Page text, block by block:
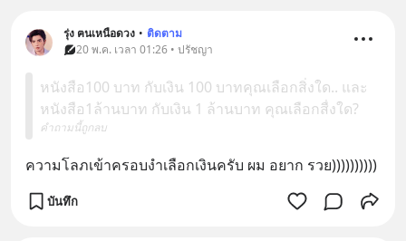
รุ่ง ฅนเหนือดวง • ติดตาม
20 พ.ค. เวลา 01:26 • ปรัชญา
หนังสือ100 บาท กับเงิน 100 บาทคุณเลือกสิ่งใด.. และ
หนังสือ1ล้านบาท กับเงิน 1 ล้านบาท คุณเลือกสื่งใด?
คำถามนี้ถูกลบ
ความโลภเข้าครอบงำเลือกเงินครับ ผม อยาก รวย))))))))))
บันทึก